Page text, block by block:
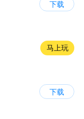
下载
马上玩
下载